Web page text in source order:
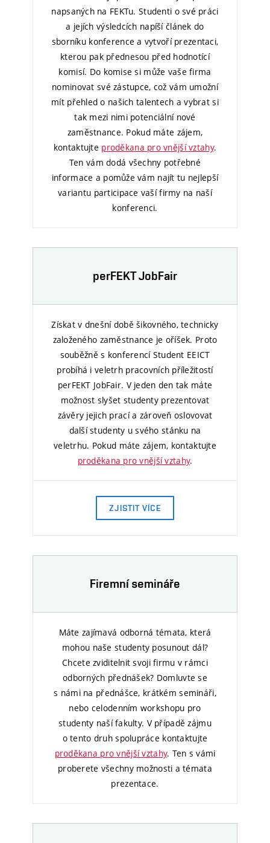
napsaných na FEKTu. Studenti o své práci
a jejích výsledcích napíší článek do
sborníku konference a vytvoří prezentaci,
kterou pak přednesou před hodnotící
komisí. Do komise si může vaše firma
nominovat své zástupce, což vám umožní
mít přehled o našich talentech a vybrat si
tak mezi nimi potenciální nové
zaměstnance. Pokud máte zájem,
kontaktujte proděkana pro vnější vztahy.
Ten vám dodá všechny potřebné
informace a pomůže vám najít tu nejlepší
variantu participace vaší firmy na naší
konferenci.
perFEKT JobFair
Získat v dnešní době šikovného, technicky
založeného zaměstnance je oříšek. Proto
souběžně s konferencí Student EEICT
probíhá i veletrh pracovních příležitostí
perFEKT JobFair. V jeden den tak máte
možnost slyšet studenty prezentovat
závěry jejich prací a zároveň oslovovat
další studenty u svého stánku na
veletrhu. Pokud máte zájem, kontaktujte
proděkana pro vnější vztahy.
ZJISTIT VÍCE
Firemní semináře
Máte zajímavá odborná témata, která
mohou naše studenty posunout dál?
Chcete zviditelnit svoji firmu v rámci
odborných přednášek? Domluvte se
s námi na přednášce, krátkém semináři,
nebo celodenním workshopu pro
studenty naší fakulty. V případě zájmu
o tento druh spolupráce kontaktujte
proděkana pro vnější vztahy. Ten s vámi
proberete všechny možnosti a témata
prezentace.